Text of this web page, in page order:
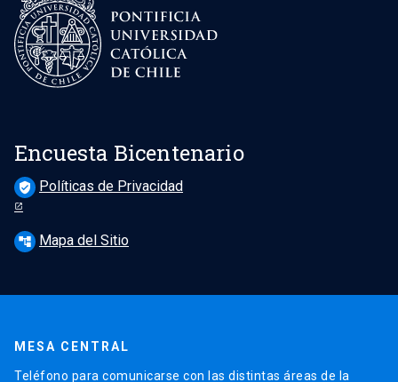
Encuesta Bicentenario
verified_user Políticas de Privacidad
account_tree Mapa del Sitio
MESA CENTRAL
Teléfono para comunicarse con las distintas áreas de la